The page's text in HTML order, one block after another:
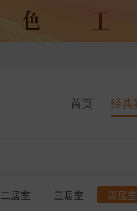
首页 经典
二居室 三居室
四居室